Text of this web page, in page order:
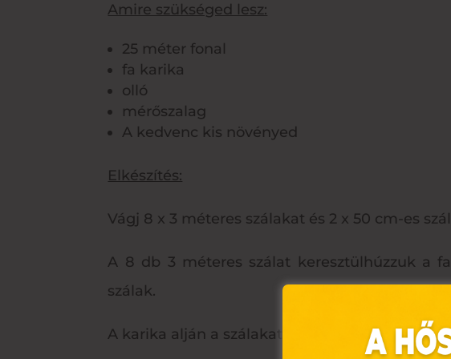
Amire szükséged lesz:
25 méter fonal
fa karika
olló
mérőszalag
A kedvenc kis növényed
Elkészítés:
Vágj 8 x 3 méteres szálakat és 2 x 50 cm-es
A 8 db 3 méteres szálat keresztülhúzzuk a
szálak.
A karika alján a szálakat egy úgynevezett